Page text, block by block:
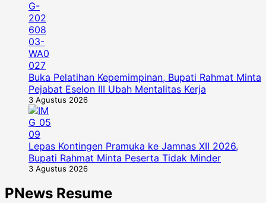
Buka Pelatihan Kepemimpinan, Bupati Rahmat Minta
Pejabat Eselon III Ubah Mentalitas Kerja
3 Agustus 2026
Lepas Kontingen Pramuka ke Jamnas XII 2026,
Bupati Rahmat Minta Peserta Tidak Minder
3 Agustus 2026
PNews Resume